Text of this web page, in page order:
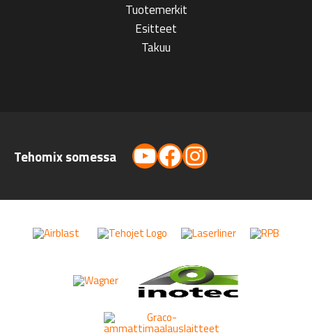
Tuotemerkit
Esitteet
Takuu
Tehomix somessa YouTube
Facebook
Instagram